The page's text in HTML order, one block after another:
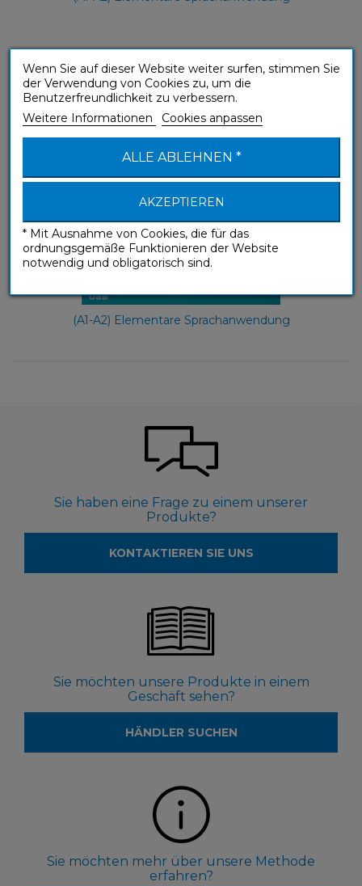
Français (French mp3 USB)
Ohne Mühe
(A1-A2) Elementare Sprachanwendung
Sie haben eine Frage zu einem unserer
Produkte?
KONTAKTIEREN SIE UNS
Sie möchten unsere Produkte in einem
Geschäft sehen?
HÄNDLER SUCHEN
Sie möchten mehr über unsere Methode
erfahren?
Wenn Sie auf dieser Website weiter surfen, stimmen Sie
der Verwendung von Cookies zu, um die
Benutzerfreundlichkeit zu verbessern.
Weitere Informationen
Cookies anpassen
ALLE ABLEHNEN *
AKZEPTIEREN
* Mit Ausnahme von Cookies, die für das
ordnungsgemäße Funktionieren der Website
notwendig und obligatorisch sind.